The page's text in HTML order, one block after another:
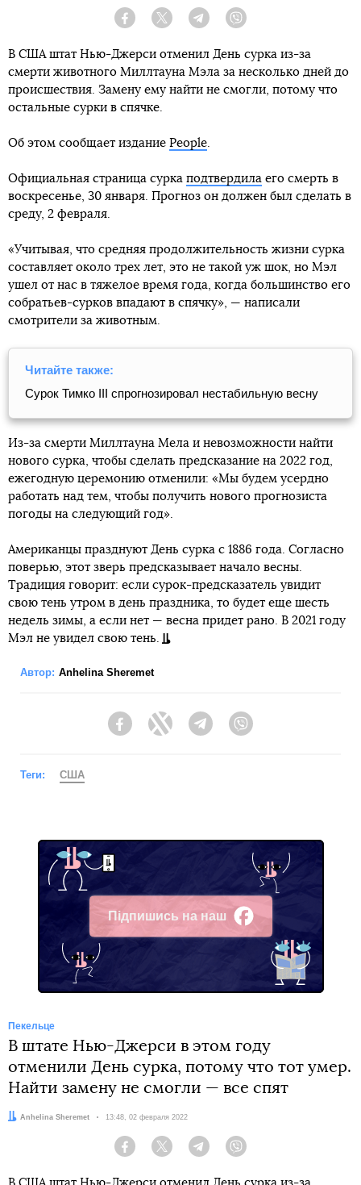
Facebook Twitter Telegram
В США штат Нью-Джерси отменил День сурка из-за
смерти животного Миллтауна Мэла за несколько дней до
происшествия. Замену ему найти не смогли, потому что
остальные сурки в спячке.
Об этом сообщает издание People.
Официальная страница сурка подтвердила его смерть в
воскресенье, 30 января. Прогноз он должен был сделать в
среду, 2 февраля.
«Учитывая, что средняя продолжительность жизни сурка
составляет около трех лет, это не такой уж шок, но Мэл
ушел от нас в тяжелое время года, когда большинство его
собратьев-сурков впадают в спячку», — написали
смотрители за животным.
Читайте также:
Сурок Тимко III спрогнозировал нестабильную весну
Из-за смерти Миллтауна Мела и невозможности найти
нового сурка, чтобы сделать предсказание на 2022 год,
ежегодную церемонию отменили: «Мы будем усердно
работать над тем, чтобы получить нового прогнозиста
погоды на следующий год».
Американцы празднуют День сурка с 1886 года. Согласно
поверью, этот зверь предсказывает начало весны.
Традиция говорит: если сурок-предсказатель увидит
свою тень утром в день праздника, то будет еще шесть
недель зимы, а если нет — весна придет рано. В 2021 году
Мэл не увидел свою тень.
Автор: Anhelina Sheremet
FacebookTwitter Telegram
Теги: США
Підпишись на наш
Facebook
Пекельце
В штате Нью-Джерси в этом году
отменили День сурка, потому что тот умер.
Найти замену не смогли — все спят
Автор:
Anhelina Sheremet Дата:
13:48, 02 февраля 2022
Facebook Twitter Telegram